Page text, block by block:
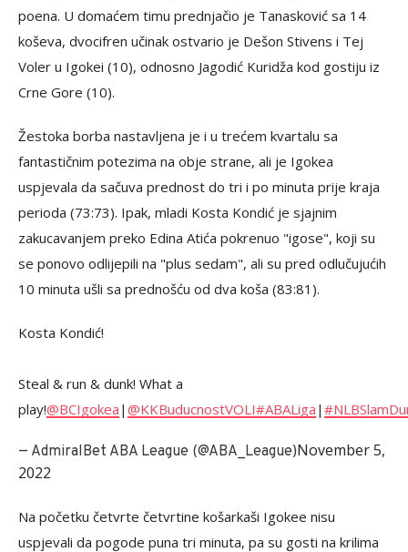
poena. U domaćem timu prednjačio je Tanasković sa 14
koševa, dvocifren učinak ostvario je Dešon Stivens i Tej
Voler u Igokei (10), odnosno Jagodić Kuridža kod gostiju iz
Crne Gore (10).
Žestoka borba nastavljena je i u trećem kvartalu sa
fantastičnim potezima na obje strane, ali je Igokea
uspjevala da sačuva prednost do tri i po minuta prije kraja
perioda (73:73). Ipak, mladi Kosta Kondić je sjajnim
zakucavanjem preko Edina Atića pokrenuo "igose", koji su
se ponovo odlijepili na "plus sedam", ali su pred odlučujućih
10 minuta ušli sa prednošću od dva koša (83:81).
Kosta Kondić!
Steal & run & dunk! What a
play!@BCIgokea | @KKBuducnostVOLI#ABALiga |
— AdmiralBet ABA League (@ABA_League)November 5,
2022
Na početku četvrte četvrtine košarkaši Igokee nisu
uspjevali da pogode puna tri minuta, pa su gosti na krilima